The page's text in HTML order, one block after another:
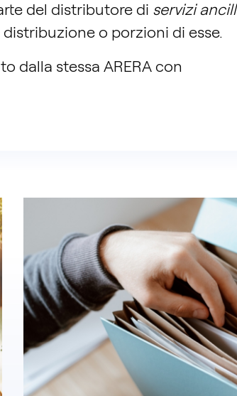
del distributore di servizi
o porzioni di esse.
dalla stessa ARERA con